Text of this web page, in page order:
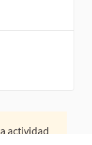
actividad